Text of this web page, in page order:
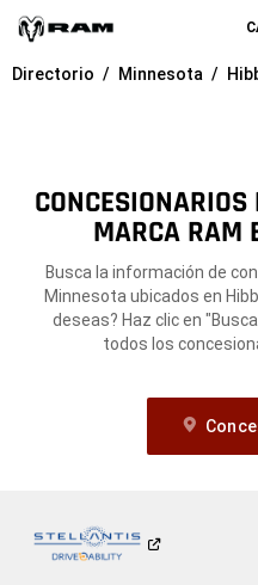
Directorio Minnesota
MARCA RAM
Busca la información de
Minnesota ubicados en
deseas? Haz clic en
todos los